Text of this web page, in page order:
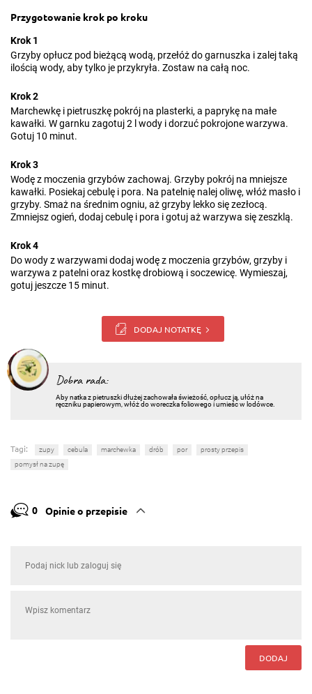
Przygotowanie krok po kroku
Krok 1
Grzyby opłucz pod bieżącą wodą, przełóż do garnuszka i zalej taką
ilością wody, aby tylko je przykryła. Zostaw na całą noc.
Krok 2
Marchewkę i pietruszkę pokrój na plasterki, a paprykę na małe
kawałki. W garnku zagotuj 2 l wody i dorzuć pokrojone warzywa.
Gotuj 10 minut.
Krok 3
Wodę z moczenia grzybów zachowaj. Grzyby pokrój na mniejsze
kawałki. Posiekaj cebulę i pora. Na patelnię nalej oliwę, włóż masło i
grzyby. Smaż na średnim ogniu, aż grzyby lekko się zezłocą.
Zmniejsz ogień, dodaj cebulę i pora i gotuj aż warzywa się zeszklą.
Krok 4
Do wody z warzywami dodaj wodę z moczenia grzybów, grzyby i
warzywa z patelni oraz kostkę drobiową i soczewicę. Wymieszaj,
gotuj jeszcze 15 minut.
DODAJ NOTATKĘ
Dobra rada:
Aby natka z pietruszki dłużej zachowała świeżość, opłucz ją, ułóż na
ręczniku papierowym, włóż do woreczka foliowego i umieśc w lodówce.
Tagi: zupy cebula marchewka drób por
prosty przepis
pomysł na zupę
0 Opinie o przepisie
DODAJ